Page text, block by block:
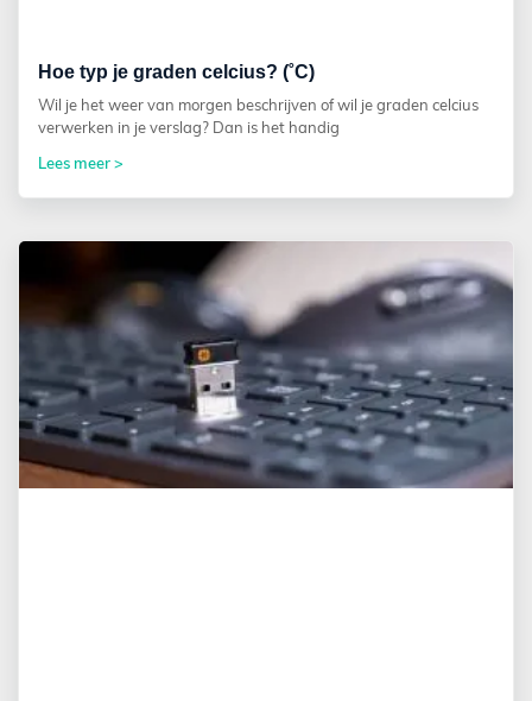
Hoe typ je graden celcius? (˚C)
Wil je het weer van morgen beschrijven of wil je graden celcius
verwerken in je verslag? Dan is het handig
Lees meer >